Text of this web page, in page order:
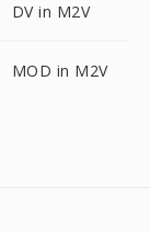
DV in M2V
MOD in M2V